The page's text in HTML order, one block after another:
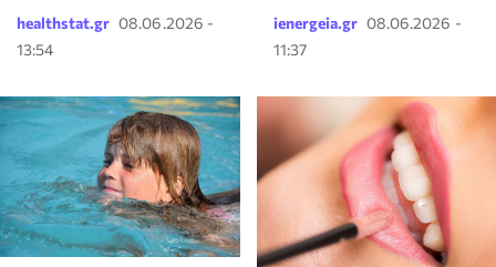
healthstat.gr 08.06.2026 -
13:54
ienergeia.gr 08.06.2026 -
11:37